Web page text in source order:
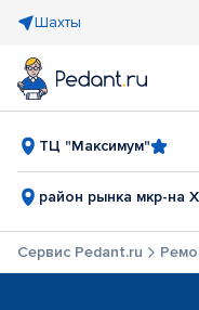
Шахты
ТЦ "Максимум"
район рынка мкр-на
Сервис Pedant.ru